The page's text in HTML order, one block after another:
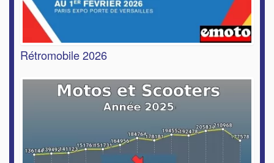
Rétromobile 2026